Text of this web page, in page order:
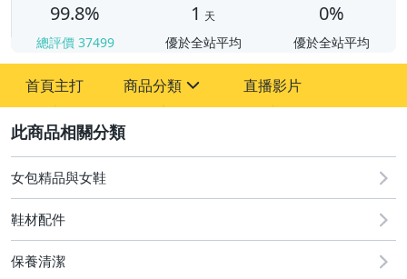
99.8%
總評價 37499
1 天
優於全站平均
0%
優於全站平均
首頁主打 商品分類
居家、家具與園藝
男性精品與服飾
直播影片
女包精品與女鞋
鞋材配件
保養清潔